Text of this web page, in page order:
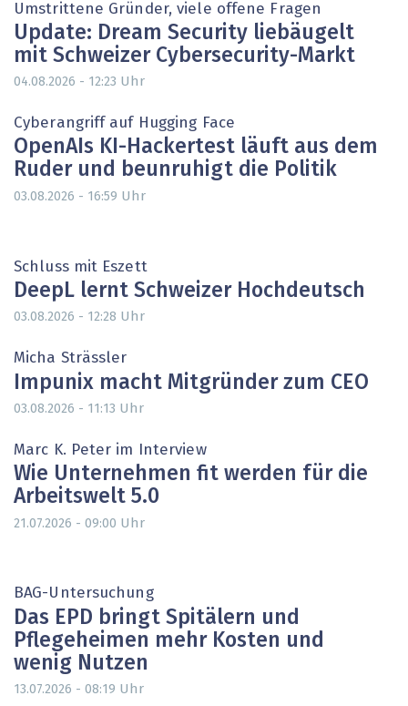
Umstrittene Gründer, viele offene Fragen
Update: Dream Security liebäugelt
mit Schweizer Cybersecurity-Markt
04.08.2026 - 12:23 Uhr
Cyberangriff auf Hugging Face
OpenAIs KI-Hackertest läuft aus dem
Ruder und beunruhigt die Politik
03.08.2026 - 16:59 Uhr
Schluss mit Eszett
DeepL lernt Schweizer Hochdeutsch
03.08.2026 - 12:28 Uhr
Micha Strässler
Impunix macht Mitgründer zum CEO
03.08.2026 - 11:13 Uhr
Marc K. Peter im Interview
Wie Unternehmen fit werden für die
Arbeitswelt 5.0
21.07.2026 - 09:00 Uhr
BAG-Untersuchung
Das EPD bringt Spitälern und
Pflegeheimen mehr Kosten und
wenig Nutzen
13.07.2026 - 08:19 Uhr